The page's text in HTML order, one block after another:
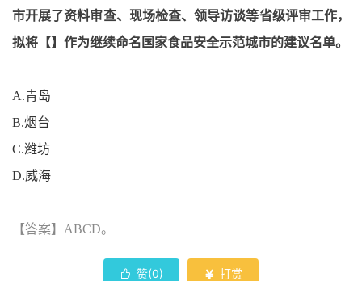
市开展了资料审查、现场检查、领导访谈等省级评审工作，
拟将 【】 作为继续命名国家食品安全示范城市的建议名单。
A.青岛
B.烟台
C.潍坊
D.威海
【答案】 ABCD。
 赞(0)  打赏